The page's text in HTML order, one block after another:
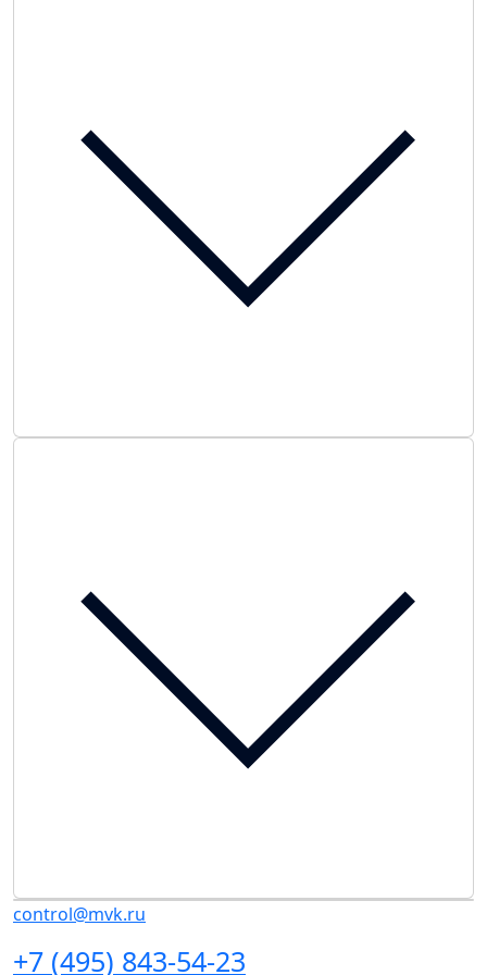
control@mvk.ru
+7 (495) 843-54-23